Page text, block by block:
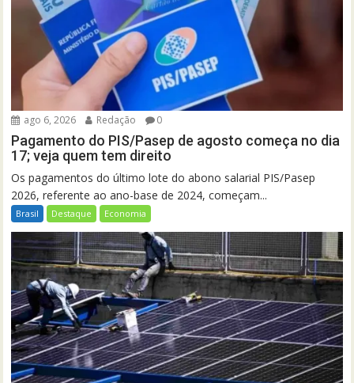
ago 6, 2026 Redação 0
Pagamento do PIS/Pasep de agosto começa no dia
17; veja quem tem direito
Os pagamentos do último lote do abono salarial PIS/Pasep
2026, referente ao ano-base de 2024, começam...
Brasil Destaque Economia